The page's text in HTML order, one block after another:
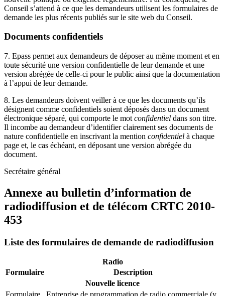
Conseil s’attend à ce que les demandeurs utilisent les formulaires de
demande les plus récents publiés sur le site web du Conseil.
Documents confidentiels
7. Epass permet aux demandeurs de déposer au même moment et en
toute sécurité une version confidentielle de leur demande et une
version abrégée de celle-ci pour le public ainsi que la documentation
à l’appui de leur demande.
8. Les demandeurs doivent veiller à ce que les documents qu’ils
désignent comme confidentiels soient déposés dans un document
électronique séparé, qui comporte le mot confidentiel dans son titre.
Il incombe au demandeur d’identifier clairement ses documents de
nature confidentielle en inscrivant la mention confidentiel à chaque
page et, le cas échéant, en déposant une version abrégée du
document.
Secrétaire général
Annexe au bulletin d’information de
radiodiffusion et de télécom CRTC 2010-
453
Liste des formulaires de demande de radiodiffusion
Radio
Formulaire
Description
Nouvelle licence
Formulaire
Entreprise de programmation de radio commerciale (y